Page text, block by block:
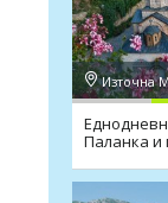
Паланка и